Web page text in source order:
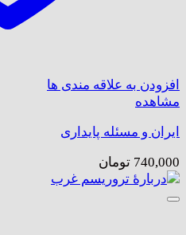
افزودن به علاقه مندی ها
مشاهده
ایران و مسئله پایداری
740,000 تومان